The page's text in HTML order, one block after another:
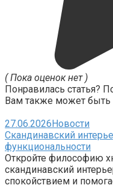
( Пока оценок нет )
Понравилась статья?
Вам также может быть
27.06.2026Новости
Скандинавский
функциональности
Откройте философию
скандинавский
спокойствием и